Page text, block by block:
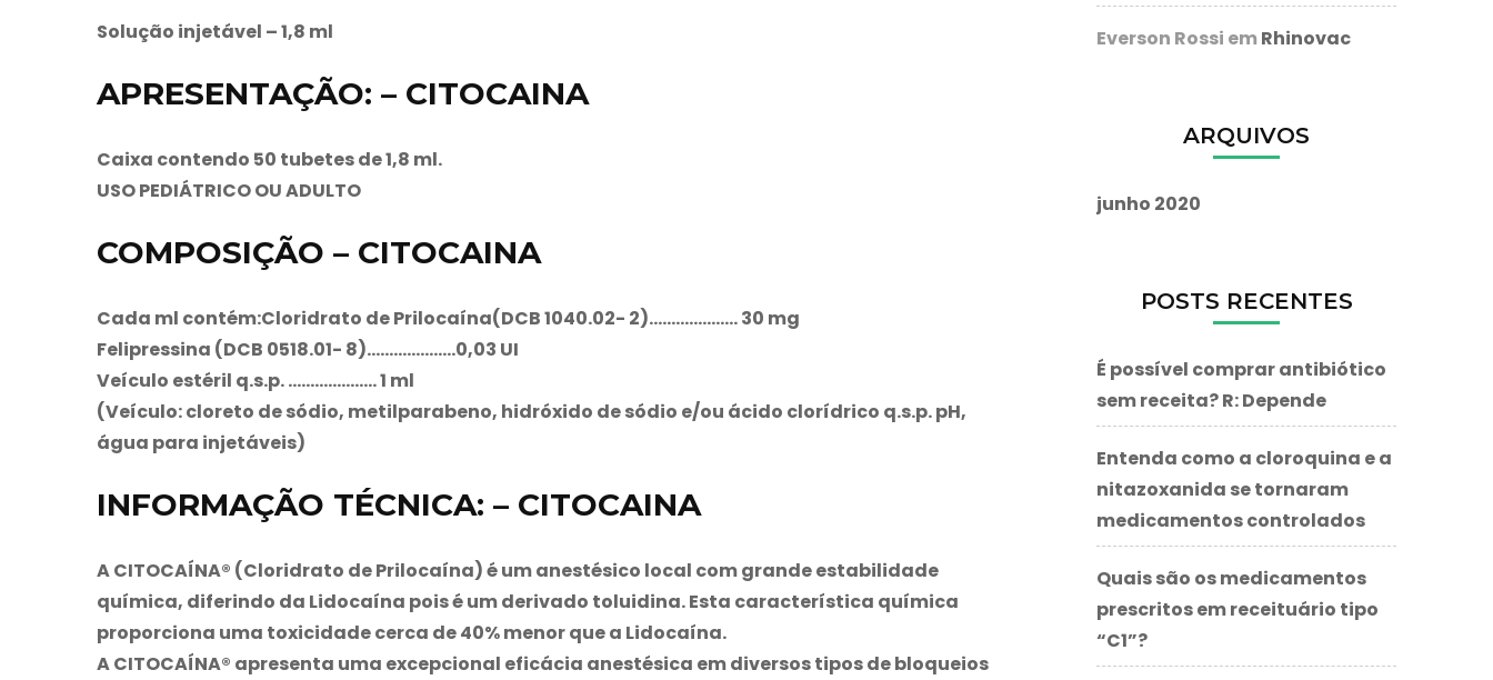
Solução injetável – 1,8 ml
APRESENTAÇÃO: – CITOCAINA
Caixa contendo 50 tubetes de 1,8 ml.
USO PEDIÁTRICO OU ADULTO
COMPOSIÇÃO – CITOCAINA
Cada ml contém:Cloridrato de Prilocaína(DCB 1040.02- 2)……………….. 30 mg
Felipressina (DCB 0518.01- 8)………………..0,03 UI
Veículo estéril q.s.p. ……………….. 1 ml
(Veículo: cloreto de sódio, metilparabeno, hidróxido de sódio e/ou ácido clorídrico q.s.p. pH,
água para injetáveis)
INFORMAÇÃO TÉCNICA: – CITOCAINA
A CITOCAÍNA® (Cloridrato de Prilocaína) é um anestésico local com grande estabilidade
química, diferindo da Lidocaína pois é um derivado toluidina. Esta característica química
proporciona uma toxicidade cerca de 40% menor que a Lidocaína.
A CITOCAÍNA® apresenta uma excepcional eficácia anestésica em diversos tipos de bloqueios
Everson Rossi em Rhinovac
ARQUIVOS
junho 2020
POSTS RECENTES
É possível comprar antibiótico
sem receita? R: Depende
Entenda como a cloroquina e a
nitazoxanida se tornaram
medicamentos controlados
Quais são os medicamentos
prescritos em receituário tipo
“C1”?